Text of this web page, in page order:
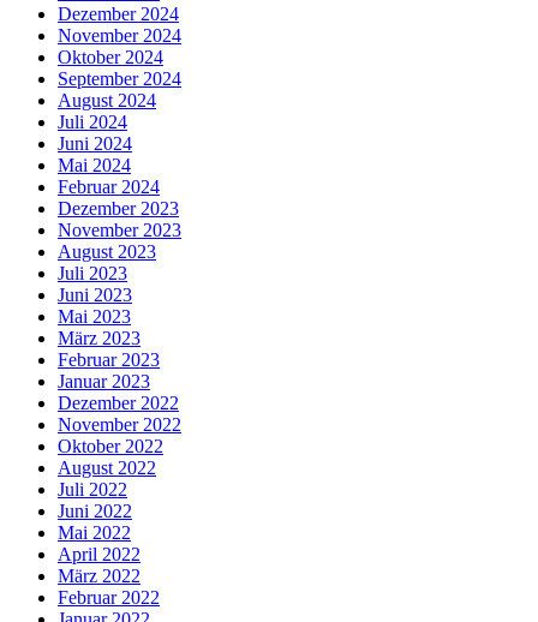
Dezember 2024
November 2024
Oktober 2024
September 2024
August 2024
Juli 2024
Juni 2024
Mai 2024
Februar 2024
Dezember 2023
November 2023
August 2023
Juli 2023
Juni 2023
Mai 2023
März 2023
Februar 2023
Januar 2023
Dezember 2022
November 2022
Oktober 2022
August 2022
Juli 2022
Juni 2022
Mai 2022
April 2022
März 2022
Februar 2022